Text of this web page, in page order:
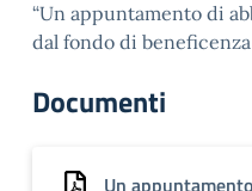
“Un appuntamento di
dal fondo di
Documenti
Un